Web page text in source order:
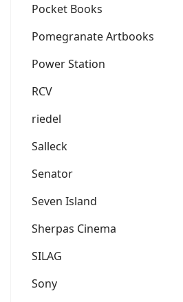
Pocket Books
Pomegranate Artbooks
Power Station
RCV
riedel
Salleck
Senator
Seven Island
Sherpas Cinema
SILAG
Sony